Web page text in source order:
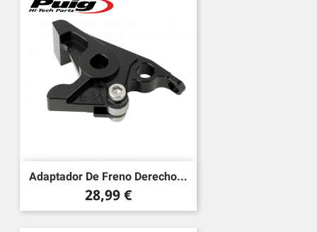
Adaptador De Freno Derecho...
Precio
28,99 €